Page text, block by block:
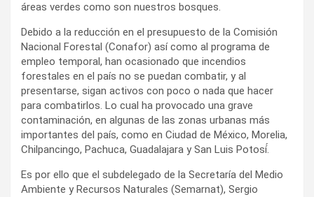
áreas verdes como son nuestros bosques.
Debido a la reducción en el presupuesto de la Comisión
Nacional Forestal (Conafor) así como al programa de
empleo temporal, han ocasionado que incendios
forestales en el país no se puedan combatir, y al
presentarse, sigan activos con poco o nada que hacer
para combatirlos. Lo cual ha provocado una grave
contaminación, en algunas de las zonas urbanas más
importantes del país, como en Ciudad de México, Morelia,
Chilpancingo, Pachuca, Guadalajara y San Luis Potosí́.
Es por ello que el subdelegado de la Secretaría del Medio
Ambiente y Recursos Naturales (Semarnat), Sergio